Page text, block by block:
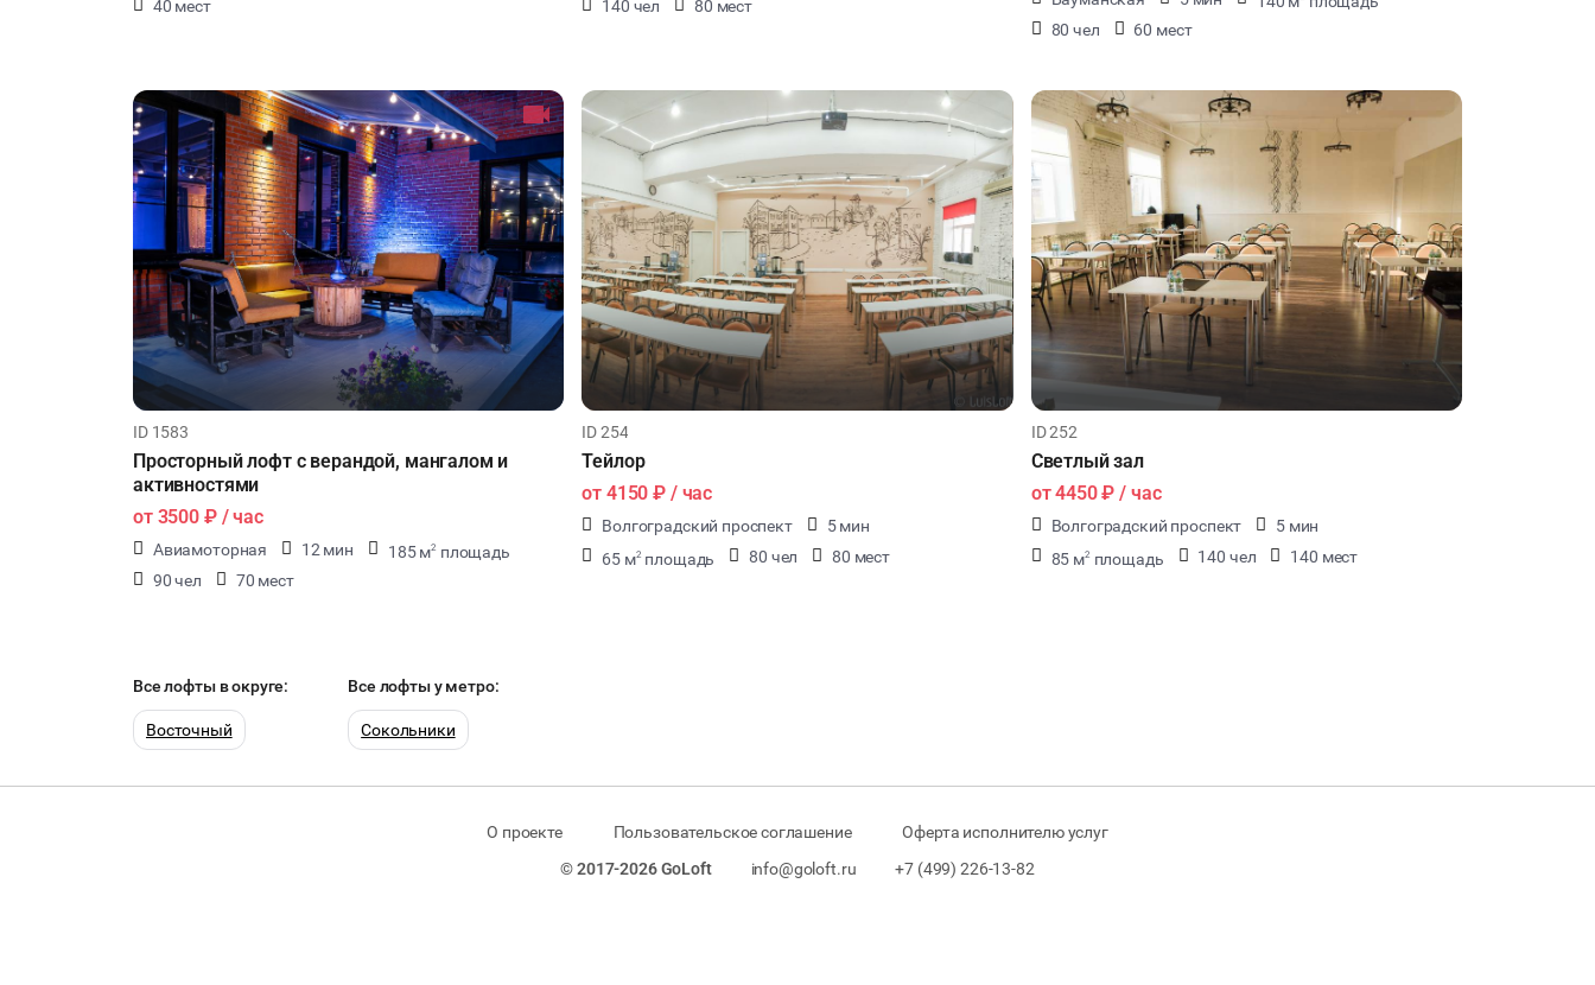
40 мест
140 чел
80 мест
80 чел
60 мест
ID 1583
Просторный лофт с верандой, мангалом и
активностями
от 3500 ₽/ час
Авиамоторная 12 мин 185 м2 площадь
90 чел
70 мест
ID 254
Тейлор
от 4150 ₽ / час
Волгоградский проспект
5 мин
65 м2 площадь 80 чел 80 мест
ID 252
Светлый зал
от4450 ₽ / час
Волгоградский проспект
5 мин
85 м2 площадь 140 чел 140 мест
Все лофты в округе:
Восточный
Все лофты у метро:
Сокольники
О проекте Пользовательское соглашение
Оферта исполнителю услуг
© 2017-2026 GoLoft
info@goloft.ru +7 (499) 226-13-82